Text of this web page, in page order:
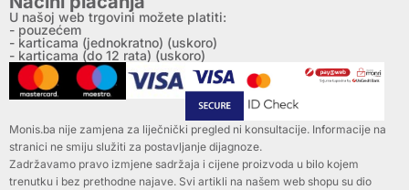
U našoj web trgovini možete platiti:
- pouzećem
- karticama (jednokratno) (uskoro)
- karticama (do 12 rata) (uskoro)
Monis.ba nije zamjena za liječnički pregled ni konsultacije. Informacije na
stranici ne smiju služiti za postavljanje dijagnoze.
Zadržavamo pravo izmjene sadržaja i cijene proizvoda u bilo kojem
trenutku i bez prethodne najave. Svi artikli na našem web shopu su dio